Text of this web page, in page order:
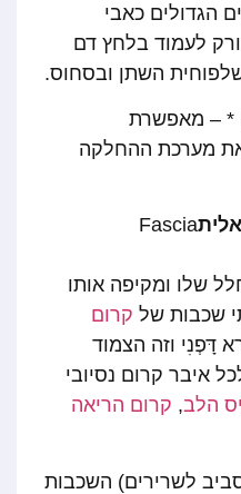
הגדולים כאבי
לעמוד בלחץ דם
השתן ובסחוס.
Loose connective tissue * – מאפשרת
מערכת ההחלקה
Fascia
שלו ומקיפה אותו
שכבות של קרום
דָּפְנִי וזה הצמוד
איבר קרום נסיובי
הלב, קרום הריאה
לשרירים) השכבות